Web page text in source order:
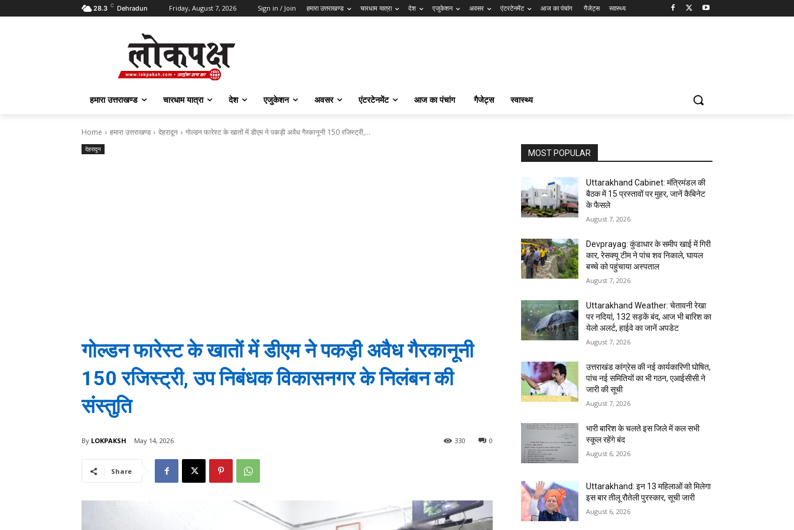
28.3 C Dehradun Friday, August 7, 2026 Sign in / Join हमारा उत्तराखण्ड चारधाम यात्रा देश एजुकेशन अवसर एंटरटेनमेंट आज का पंचांग गैजेट्स स्वास्थ्य
हमारा उत्तराखण्ड चारधाम यात्रा देश एजुकेशन अवसर एंटरटेनमेंट आज का पंचांग गैजेट्स स्वास्थ्य
Home हमारा उत्तराखण्ड देहरादून गोल्डन फारेस्ट के खातों में डीएम ने पकड़ी अवैध गैरकानूनी 150 रजिस्ट्री,...
देहरादून
गोल्डन फारेस्ट के खातों में डीएम ने पकड़ी अवैध गैरकानूनी
150 रजिस्ट्री, उप निबंधक विकासनगर के निलंबन की
संस्तुति
By LOKPAKSH May 14, 2026 0
330
Share
MOST POPULAR
Uttarakhand Cabinet: मंत्रिमंडल की
बैठक में 15 प्रस्तावों पर मुहर, जानें कैबिनेट
के फैसले
August 7, 2026
Devprayag: कुंडाधार के समीप खाई में गिरी
कार, रेसक्यू टीम ने पांच शव निकाले, घायल
बच्चे को पहुंचाया अस्पताल
August 7, 2026
Uttarakhand Weather: चेतावनी रेखा
पर नदियां, 132 सड़कें बंद, आज भी बारिश का
येलो अलर्ट, हाईवे का जानें अपडेट
August 7, 2026
उत्तराखंड कांग्रेस की नई कार्यकारिणी घोषित,
पांच नई समितियों का भी गठन, एआईसीसी ने
जारी की सूची
August 7, 2026
भारी बारिश के चलते इस जिले में कल सभी
स्कूल रहेंगे बंद
August 6, 2026
Uttarakhand: इन 13 महिलाओं को मिलेगा
इस बार तीलू रौतेली पुरस्कार, सूची जारी
August 6, 2026